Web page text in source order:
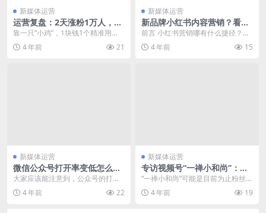
新媒体运营
运营复盘：2天涨粉1万人，公
众号运营也可以玩转地推
靠一只“小鸡”，1块钱1个精准用
户，2天涨粉1万人，他们是怎么做
到的？ 去年我投...
4 年前 21
新媒体运营
新品牌小红书内容营销？看这
28条建议
前言 小红书营销哪有什么捷径？有
的！ 这一篇小红书28条建议，我和
品牌小伙伴交流...
4 年前 15
新媒体运营
微信公众号打开率变低怎么
办？
大家应该能注意到，公众号的打开
率每年都在下降。前有大号挡道，
后有小号追击，中间横...
4 年前 22
新媒体运营
专访视频号“一禅小和尚”：如
何5个月涨粉200万，单条播放
近3亿？
“一禅小和尚”可能是目前为止粉丝量
最多的视频号。 虽然这并非来自完
全统计，但自1...
4 年前 19